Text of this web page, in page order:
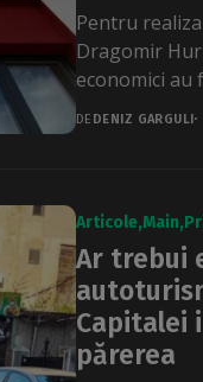
Pentru
Dragomir
economici au
DE DENIZ GARGULI
Articole Main
Ar trebui
Capitalei
părerea